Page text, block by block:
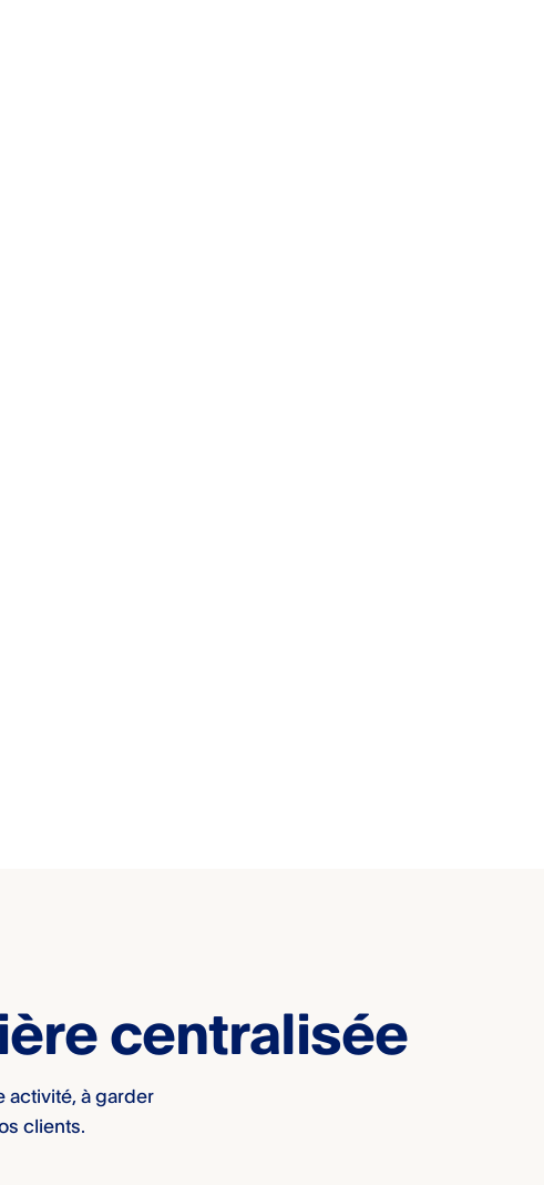
centralisée
activité, à garder
clients.